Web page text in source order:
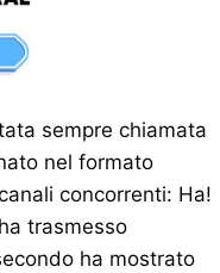
sempre chiamata
nel formato
concorrenti: Ha!
trasmesso
ha mostrato